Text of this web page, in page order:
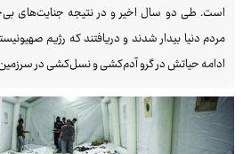
است. طی دو سال اخیر و در نتیجه جنایت‌های
مردم دنیا بیدار شدند و دریافتند که رژیم
ادامه حیاتش در گرو آدم‌کشی و نسل‌کشی در